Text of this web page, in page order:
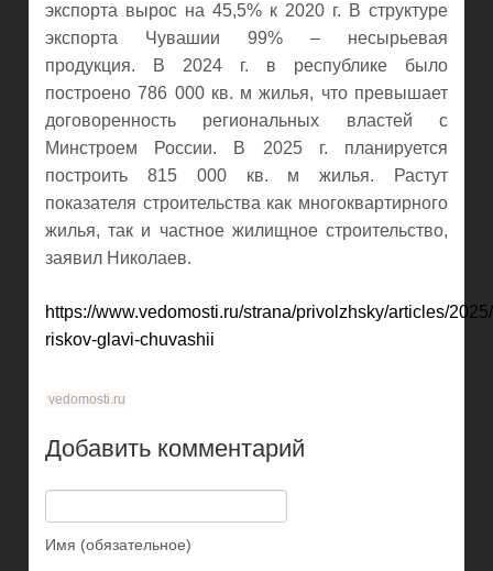
экспорта вырос на 45,5% к 2020 г. В структуре
экспорта Чувашии 99% – несырьевая
продукция. В 2024 г. в республике было
построено 786 000 кв. м жилья, что превышает
договоренность региональных властей с
Минстроем России. В 2025 г. планируется
построить 815 000 кв. м жилья. Растут
показателя строительства как многоквартирного
жилья, так и частное жилищное строительство,
заявил Николаев.
https://www.vedomosti.ru/strana/privolzhsky/articles/
riskov-glavi-chuvashii
vedomosti.ru
Добавить комментарий
Имя (обязательное)